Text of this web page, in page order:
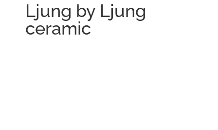
Ljung by Ljung
ceramic